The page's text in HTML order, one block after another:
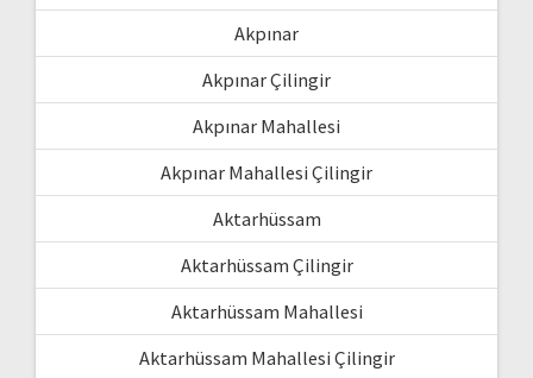
Akpınar
Akpınar Çilingir
Akpınar Mahallesi
Akpınar Mahallesi Çilingir
Aktarhüssam
Aktarhüssam Çilingir
Aktarhüssam Mahallesi
Aktarhüssam Mahallesi Çilingir